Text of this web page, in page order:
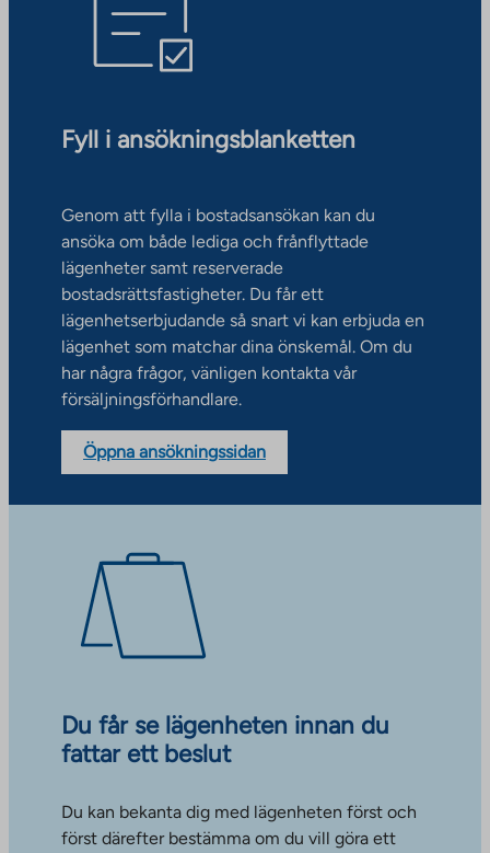
Fyll i ansökningsblanketten
Genom att fylla i bostadsansökan kan du
ansöka om både lediga och frånflyttade
lägenheter samt reserverade
bostadsrättsfastigheter. Du får ett
lägenhetserbjudande så snart vi kan erbjuda en
lägenhet som matchar dina önskemål. Om du
har några frågor, vänligen kontakta vår
försäljningsförhandlare.
Öppna ansökningssidan
Du får se lägenheten innan du
fattar ett beslut
Du kan bekanta dig med lägenheten först och
först därefter bestämma om du vill göra ett